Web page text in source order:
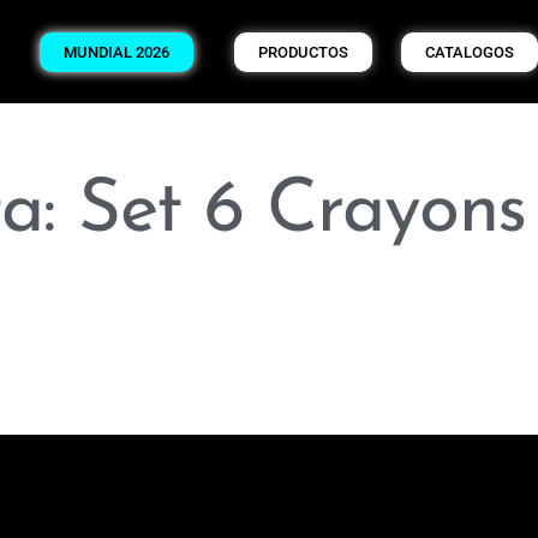
MUNDIAL 2026 PRODUCTOS CATALOGOS
Set 6 Crayons